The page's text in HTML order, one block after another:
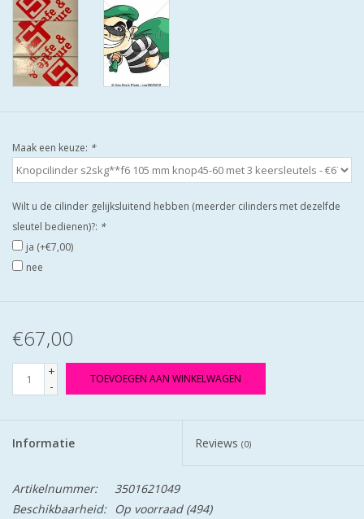
BOLD ELECTRONISCHE
CILINDERS OPEN JE SLOT MET
TELEFOON OF CLICKER WIFI
AFSTAND.
DEURSCHILDEN VOOR
BUITEN
waakborden
Maak een keuze: *
Wilt u de cilinder gelijksluitend hebben (meerder cilinders met dezelfde
sleutel bedienen)?: *
ja (+€7,00)
nee
€67,00
+
-
TOEVOEGEN AAN WINKELWAGEN
Informatie Reviews (0)
Artikelnummer:
3501621049
Beschikbaarheid:
Op voorraad(494)